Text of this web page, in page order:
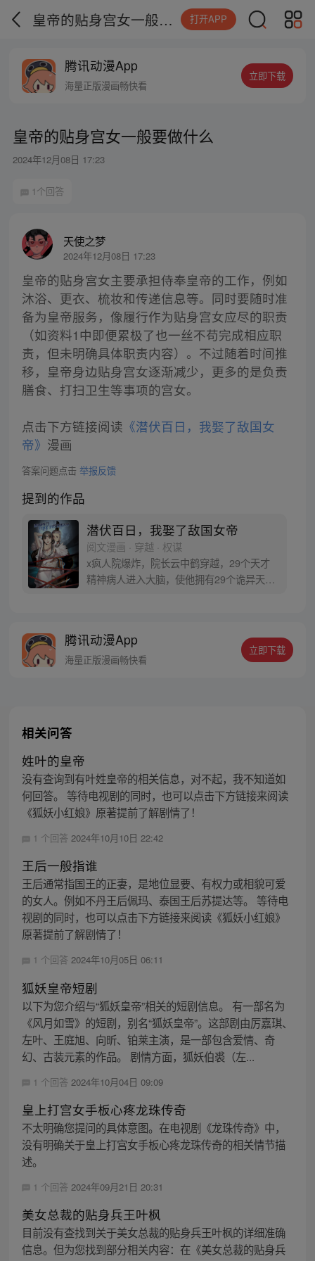
皇帝的贴身宫女一般要做什么 打开APP
腾讯动漫App
海量正版漫画畅快看
立即下载
皇帝的贴身宫女一般要做什么
2024年12月08日 17:23
1个回答
天使之梦
2024年12月08日 17:23
皇帝的贴身宫女主要承担侍奉皇帝的工作，例如
沐浴、更衣、梳妆和传递信息等。同时要随时准
备为皇帝服务，像履行作为贴身宫女应尽的职责
（如资料1中即便累极了也一丝不苟完成相应职
责，但未明确具体职责内容）。不过随着时间推
移，皇帝身边贴身宫女逐渐减少，更多的是负责
膳食、打扫卫生等事项的宫女。
点击下方链接阅读 《潜伏百日，我娶了敌国女
帝》 漫画
答案问题点击 举报反馈
提到的作品
潜伏百日，我娶了敌国女帝
阅文漫画 · 穿越 · 权谋
x疯人院爆炸，院长云中鹤穿越，29个天才
精神病人进入大脑，使他拥有29个诡异天
腾讯动漫App
海量正版漫画畅快看
立即下载
相关问答
姓叶的皇帝
没有查询到有叶姓皇帝的相关信息，对不起，我不知道如
何回答。 等待电视剧的同时，也可以点击下方链接来阅读
《狐妖小红娘》原著提前了解剧情了！
1 个回答 2024年10月10日 22:42
王后一般指谁
王后通常指国王的正妻，是地位显要、有权力或相貌可爱
的女人。例如不丹王后佩玛、泰国王后苏提达等。 等待电
视剧的同时，也可以点击下方链接来阅读《狐妖小红娘》
原著提前了解剧情了！
1 个回答 2024年10月05日 06:11
狐妖皇帝短剧
以下为您介绍与“狐妖皇帝”相关的短剧信息。 有一部名为
《风月如雪》的短剧，别名“狐妖皇帝”。这部剧由厉嘉琪、
左叶、王庭旭、向昕、铂莱主演，是一部包含爱情、奇
幻、古装元素的作品。 剧情方面，狐妖伯裘（左...
1 个回答 2024年10月04日 09:09
皇上打宫女手板心疼龙珠传奇
不太明确您提问的具体意图。在电视剧《龙珠传奇》中，
没有明确关于皇上打宫女手板心疼龙珠传奇的相关情节描
述。
1 个回答 2024年09月21日 20:31
美女总裁的贴身兵王叶枫
目前没有查找到关于美女总裁的贴身兵王叶枫的详细准确
信息。但为您找到部分相关内容：在《美女总裁的贴身兵